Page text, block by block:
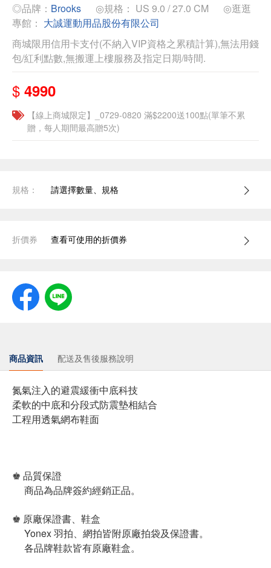
◎品牌： Brooks ◎規格： US 9.0 / 27.0 CM
◎逛逛
專館： 大誠運動用品股份有限公司
商城限用信用卡支付(不納入VIP資格之累積計算),無法用錢
包/紅利點數,無搬運上樓服務及指定日期/時間.
$ 4990
【線上商城限定】_0729-0820 滿$2200送100點(單筆不累
贈，每人期間最高贈5次)
規格： 請選擇數量、規格
折價券 查看可使用的折價券
商品資訊 配送及售後服務說明
氮氣注入的避震緩衝中底科技
柔軟的中底和分段式防震墊相結合
工程用透氣網布鞋面
♚ 品質保證
商品為品牌簽約經銷正品。
♚ 原廠保證書、鞋盒
Yonex 羽拍、網拍皆附原廠拍袋及保證書。
各品牌鞋款皆有原廠鞋盒。